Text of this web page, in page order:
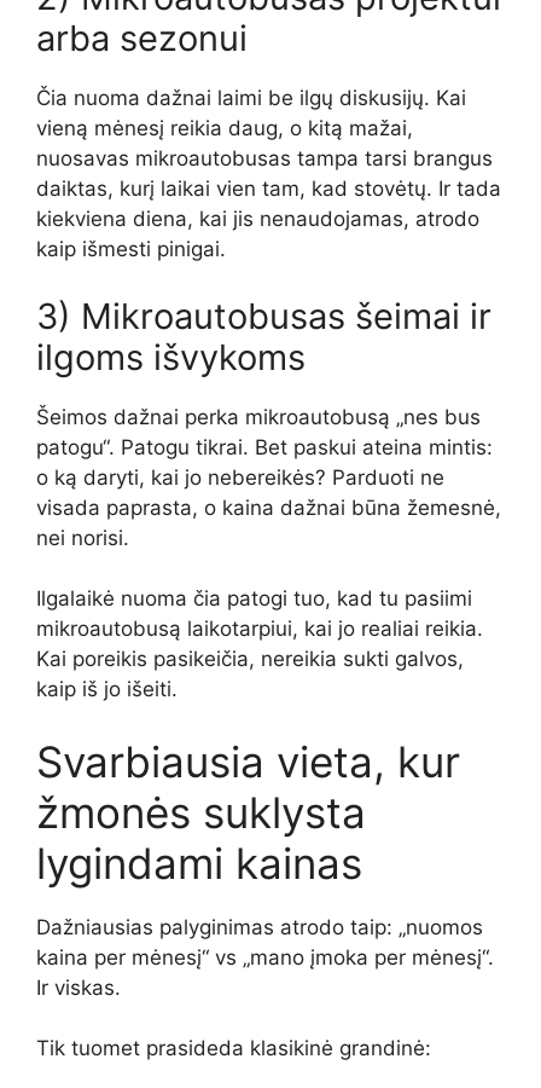
arba sezonui
Čia nuoma dažnai laimi be ilgų diskusijų. Kai
vieną mėnesį reikia daug, o kitą mažai,
nuosavas mikroautobusas tampa tarsi brangus
daiktas, kurį laikai vien tam, kad stovėtų. Ir tada
kiekviena diena, kai jis nenaudojamas, atrodo
kaip išmesti pinigai.
3) Mikroautobusas šeimai ir
ilgoms išvykoms
Šeimos dažnai perka mikroautobusą „nes bus
patogu“. Patogu tikrai. Bet paskui ateina mintis:
o ką daryti, kai jo nebereikės? Parduoti ne
visada paprasta, o kaina dažnai būna žemesnė,
nei norisi.
Ilgalaikė nuoma čia patogi tuo, kad tu pasiimi
mikroautobusą laikotarpiui, kai jo realiai reikia.
Kai poreikis pasikeičia, nereikia sukti galvos,
kaip iš jo išeiti.
Svarbiausia vieta, kur
žmonės suklysta
lygindami kainas
Dažniausias palyginimas atrodo taip: „nuomos
kaina per mėnesį“ vs „mano įmoka per mėnesį“.
Ir viskas.
Tik tuomet prasideda klasikinė grandinė: